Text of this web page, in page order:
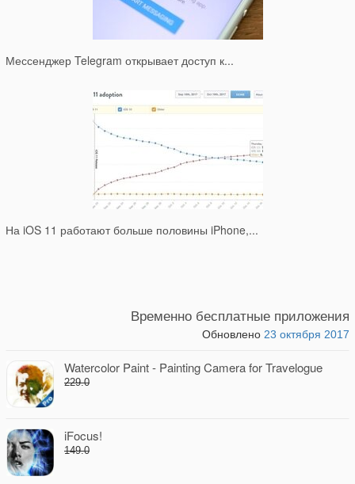
Мессенджер Telegram открывает доступ к...
На iOS 11 работают больше половины iPhone,...
Временно бесплатные приложения
Обновлено 23 октября 2017
Watercolor Paint - Painting Camera for Travelogue
229.0
iFocus!
149.0